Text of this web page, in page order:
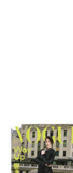
次号予告
［デジタル
人の肌見せ